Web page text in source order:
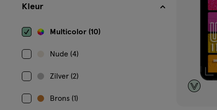
Kleur
Multicolor (10)
Nude (4)
Zilver (2)
Brons (1)